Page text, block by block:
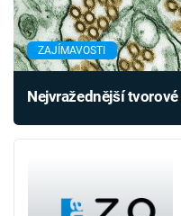
ZAJÍMAVOSTI
Nejvražednější tvorové